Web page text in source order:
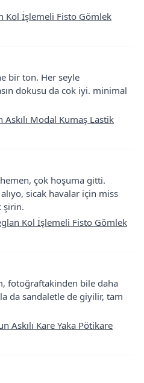
Kol İşlemeli Fisto Gömlek
bir ton. Her seyle
dokusu da cok iyi. minimal
Askılı Modal Kumaş Lastik
çok hoşuma gitti.
sicak havalar için miss
şirin.
Kol İşlemeli Fisto Gömlek
fotoğraftakinden bile daha
da sandaletle de giyilir, tam
Askılı Kare Yaka Pötikare